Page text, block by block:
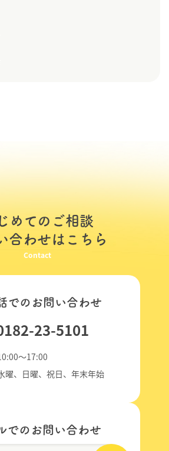
めてのご相談
合わせはこちら
Contact
でのお問い合わせ
23-5101
～17:00
曜、日曜、祝日、年末年始
でのお問い合わせ